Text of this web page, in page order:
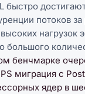
быстро
потоков
нагрузок
большого
бенчмарке
миграция с
ядер в